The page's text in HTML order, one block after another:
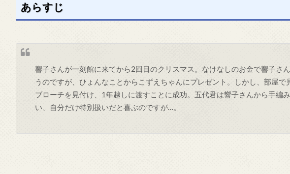
あらすじ
響子さんが一刻館に来てから2回目のクリスマス。なけなしのお金で響子さ
うのですが、ひょんなことからこずえちゃんにプレゼント。しかし、部屋で
ブローチを見付け、1年越しに渡すことに成功。五代君は響子さんから手編
い、自分だけ特別扱いだと喜ぶのですが…。